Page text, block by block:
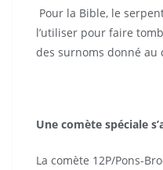
Pour la Bible, le
l’utiliser pour faire
des surnoms donné au
Une comète spéciale
La comète 12P/Pons-